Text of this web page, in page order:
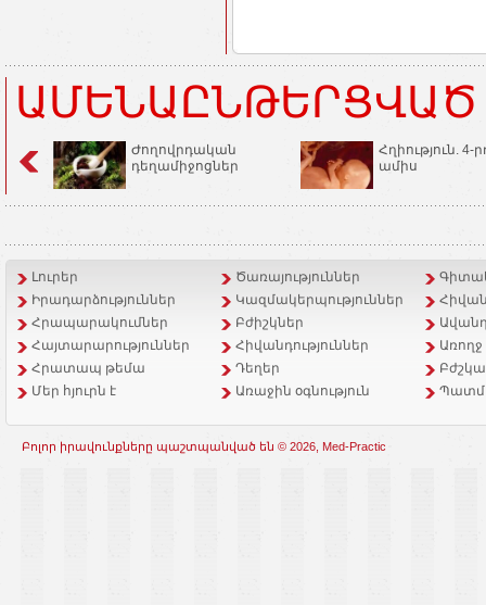
Ժողովրդական
դեղամիջոցներ
Հղիություն. 4-
ամիս
Լուրեր Ծառայություններ
Իրադարձություններ
Կազմակերպություններ
Հրապարակումներ
Բժիշկներ
Հայտարարություններ
Հիվանդություններ
Հրատապ թեմա
Դեղեր
Մեր հյուրն է
Առաջին օգնություն
Բոլոր իրավունքները պաշտպանված են © 2026, Med-Practic